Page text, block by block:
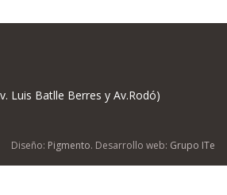
Luis Batlle Berres y Av.Rodó)
Diseño: Pigmento. Desarrollo web: Grupo ITe